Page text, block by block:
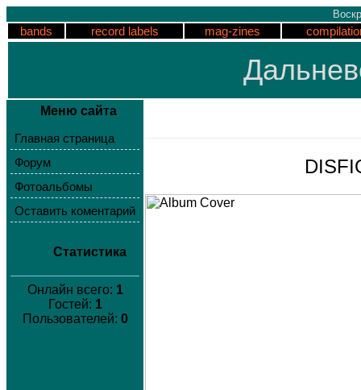
bands record labels mag-zines
Меню сайта
Главная страница
Форум
Фотоальбомы
Оставить коментарий
Статистика
Онлайн всего: 1
Гостей: 1
Пользователей: 0